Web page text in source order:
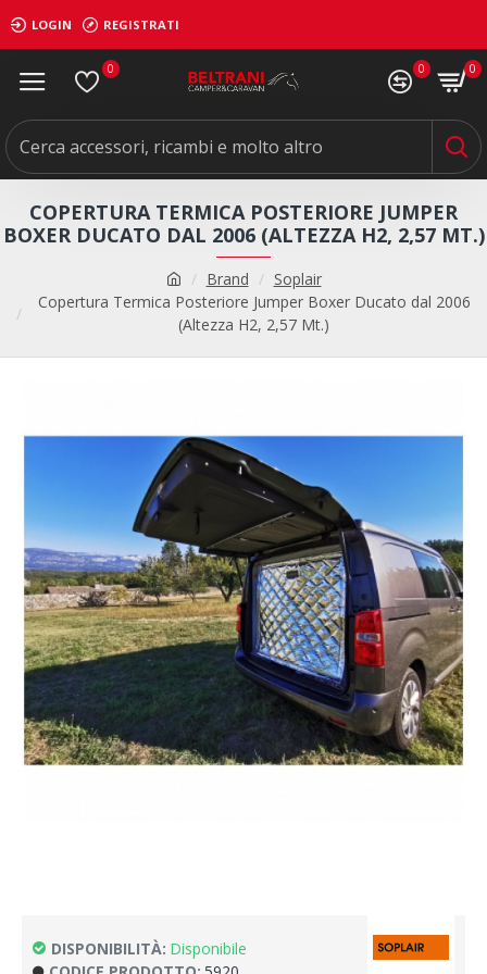
LOGIN REGISTRATI
0 0 0
Brand
Soplair
Copertura Termica Posteriore Jumper Boxer Ducato dal 2006
(Altezza H2, 2,57 Mt.)
COPERTURA TERMICA POSTERIORE JUMPER
BOXER DUCATO DAL 2006 (ALTEZZA H2, 2,57 MT.)
DISPONIBILITÀ: Disponibile